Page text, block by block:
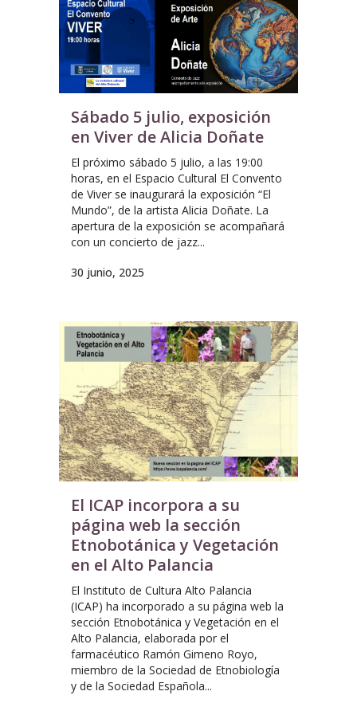
Sábado 5 julio, exposición
en Viver de Alicia Doñate
El próximo sábado 5 julio, a las 19:00
horas, en el Espacio Cultural El Convento
de Viver se inaugurará la exposición “El
Mundo”, de la artista Alicia Doñate. La
apertura de la exposición se acompañará
con un concierto de jazz...
30 junio, 2025
El ICAP incorpora a su
página web la sección
Etnobotánica y Vegetación
en el Alto Palancia
El Instituto de Cultura Alto Palancia
(ICAP) ha incorporado a su página web la
sección Etnobotánica y Vegetación en el
Alto Palancia, elaborada por el
farmacéutico Ramón Gimeno Royo,
miembro de la Sociedad de Etnobiología
y de la Sociedad Española...